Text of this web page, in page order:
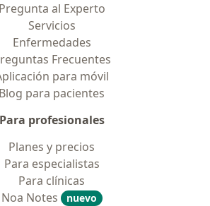
Pregunta al Experto
Servicios
Enfermedades
Frecuentes
para móvil
Blog para pacientes
Para profesionales
Planes y precios
Para especialistas
Para clínicas
Noa Notes
nuevo